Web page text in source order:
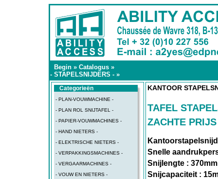
Begin » Catalogus »
- STAPELSNIJDERS - »
Categorieën
- PLAN-VOUWMACHINE -
- PLAN ROL SNIJTAFEL -
- PAPIER-VOUWMACHINES -
- HAND NIETERS -
- ELEKTRISCHE NIETERS -
- VERPAKKINGSMACHINES -
- VERGAARMACHINES -
- VOUW EN NIETERS -
KANTOOR
TAFEL
ZACHTE PRIJS
Snelle
Snijlengte : 370mm
Snijcapaciteit :